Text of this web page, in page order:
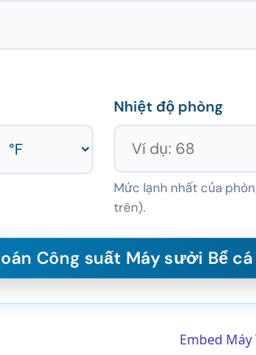
Nhiệt độ phòng
Mức lạnh nhất của
trên).
Embed